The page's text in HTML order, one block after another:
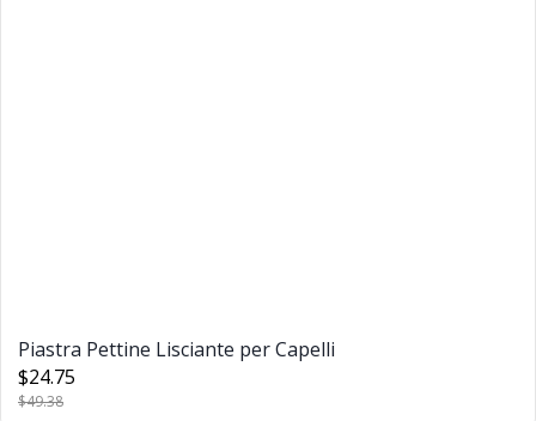
Piastra Pettine Lisciante per Capelli
$24.75
$49.38